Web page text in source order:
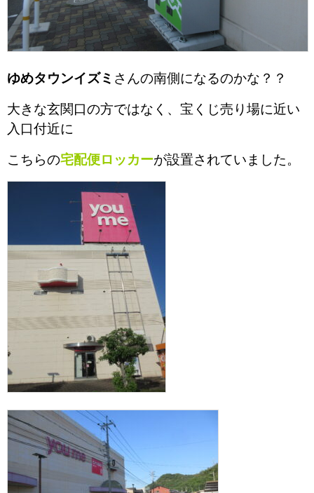
ゆめタウンイズミ さんの南側になるのかな？？
大きな玄関口の方ではなく、宝くじ売り場に近い
入口付近に
こちらの宅配便ロッカーが設置されていました。